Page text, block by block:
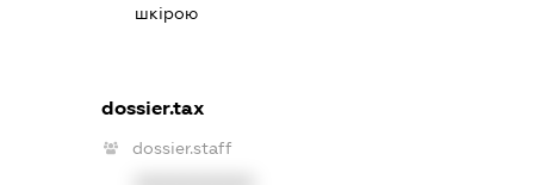
шкірою
dossier.tax
dossier.staff